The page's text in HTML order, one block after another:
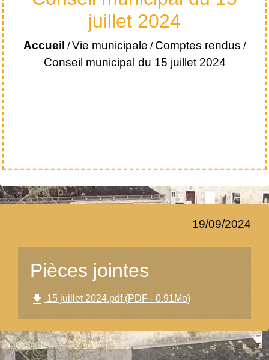
juillet 2024
Accueil / Vie municipale / Comptes rendus /
Conseil municipal du 15 juillet 2024
19/09/2024
Pièces jointes
file_download 15 juillet 2024.pdf (PDF - 0.91Mo)